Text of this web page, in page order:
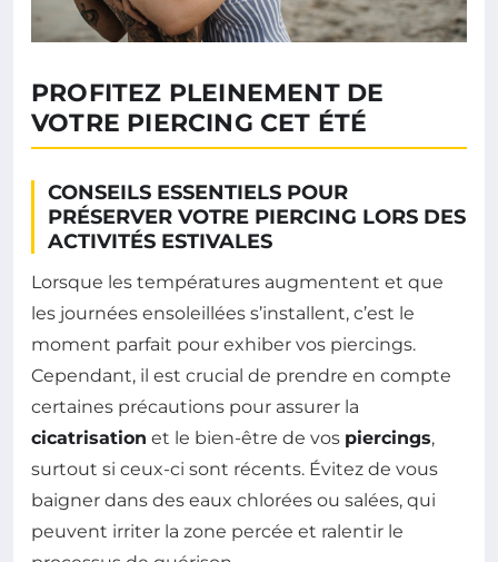
PROFITEZ PLEINEMENT DE
VOTRE PIERCING CET ÉTÉ
CONSEILS ESSENTIELS POUR
PRÉSERVER VOTRE PIERCING LORS DES
ACTIVITÉS ESTIVALES
Lorsque les températures augmentent et que
les journées ensoleillées s’installent, c’est le
moment parfait pour exhiber vos piercings.
Cependant, il est crucial de prendre en compte
certaines précautions pour assurer la
cicatrisation et le bien-être de vos piercings,
surtout si ceux-ci sont récents. Évitez de vous
baigner dans des eaux chlorées ou salées, qui
peuvent irriter la zone percée et ralentir le